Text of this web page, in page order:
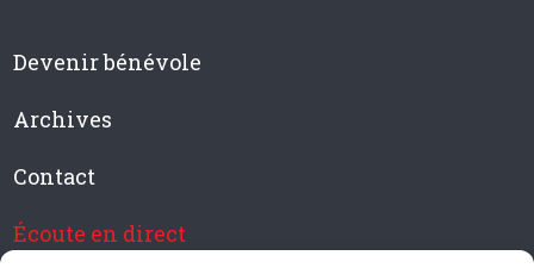
Devenir bénévole
Archives
Contact
Écoute en direct